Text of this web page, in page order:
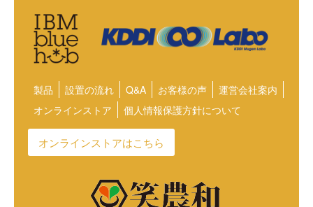
製品 設置の流れ Q&A お客様の声
運営会社案内
オンラインストア
個人情報保護方針について
オンラインストアはこちら